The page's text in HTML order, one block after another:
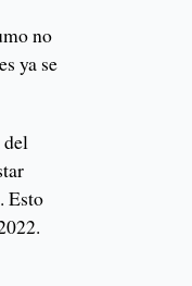
no
ya se
del
Esto